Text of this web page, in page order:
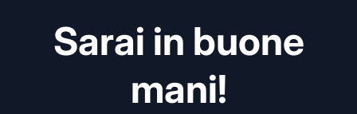
Sarai in buone
mani!